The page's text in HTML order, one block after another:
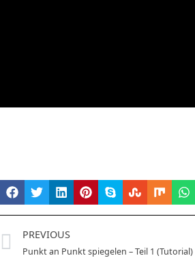
PREVIOUS
Punkt an Punkt spiegelen – Teil 1 (Tutorial)